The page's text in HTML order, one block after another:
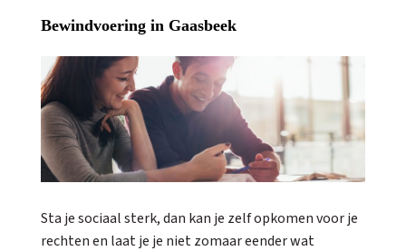
Bewindvoering in Gaasbeek
Sta je sociaal sterk, dan kan je zelf opkomen voor je
rechten en laat je je niet zomaar eender wat